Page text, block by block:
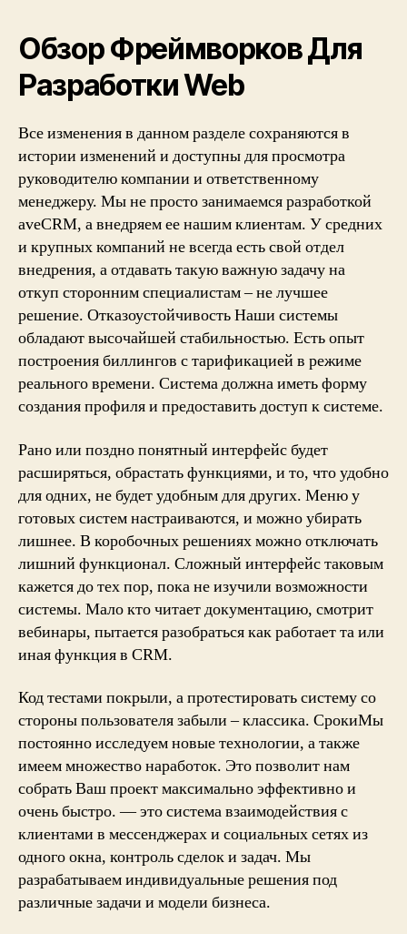
Обзор Фреймворков Для
Разработки Web
Все изменения в данном разделе сохраняются в
истории изменений и доступны для просмотра
руководителю компании и ответственному
менеджеру. Мы не просто занимаемся разработкой
aveCRM, а внедряем ее нашим клиентам. У средних
и крупных компаний не всегда есть свой отдел
внедрения, а отдавать такую важную задачу на
откуп сторонним специалистам – не лучшее
решение. Отказоустойчивость Наши системы
обладают высочайшей стабильностью. Есть опыт
построения биллингов с тарификацией в режиме
реального времени. Система должна иметь форму
создания профиля и предоставить доступ к системе.
Рано или поздно понятный интерфейс будет
расширяться, обрастать функциями, и то, что удобно
для одних, не будет удобным для других. Меню у
готовых систем настраиваются, и можно убирать
лишнее. В коробочных решениях можно отключать
лишний функционал. Сложный интерфейс таковым
кажется до тех пор, пока не изучили возможности
системы. Мало кто читает документацию, смотрит
вебинары, пытается разобраться как работает та или
иная функция в CRM.
Код тестами покрыли, а протестировать систему со
стороны пользователя забыли – классика. СрокиМы
постоянно исследуем новые технологии, а также
имеем множество наработок. Это позволит нам
собрать Ваш проект максимально эффективно и
очень быстро. — это система взаимодействия с
клиентами в мессенджерах и социальных сетях из
одного окна, контроль сделок и задач. Мы
разрабатываем индивидуальные решения под
различные задачи и модели бизнеса.